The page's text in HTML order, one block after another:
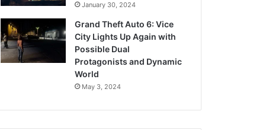
January 30, 2024
Grand Theft Auto 6: Vice
City Lights Up Again with
Possible Dual
Protagonists and Dynamic
World
May 3, 2024